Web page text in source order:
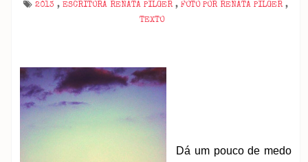
2013 , ESCRITORA RENATA PILGER , FOTO POR RENATA PILGER ,
TEXTO
Dá um pouco de medo